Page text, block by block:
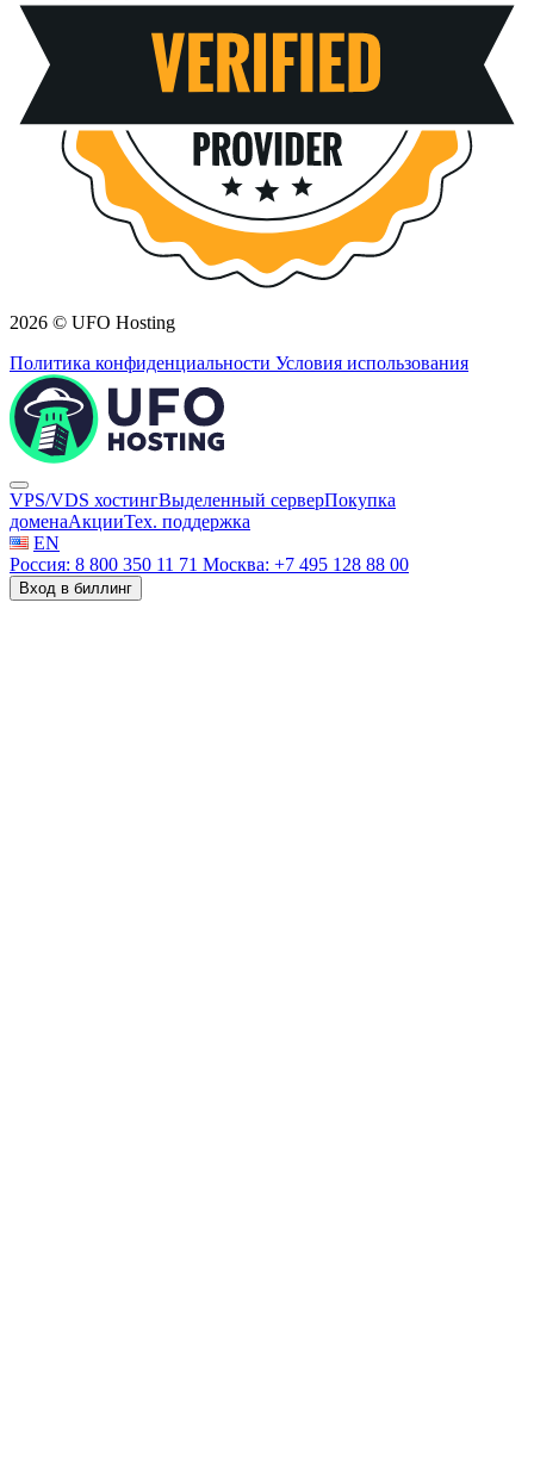
2026 © UFO Hosting
Политика конфиденциальности Условия использования
VPS/VDS хостингВыделенный серверПокупка
доменаАкцииТех. поддержка
EN
Россия: 8 800 350 11 71 Москва: +7 495 128 88 00
Вход в биллинг